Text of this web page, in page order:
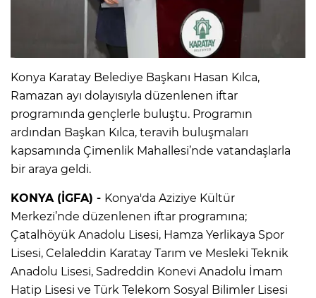
Konya Karatay Belediye Başkanı Hasan Kılca,
Ramazan ayı dolayısıyla düzenlenen iftar
programında gençlerle buluştu. Programın
ardından Başkan Kılca, teravih buluşmaları
kapsamında Çimenlik Mahallesi’nde vatandaşlarla
bir araya geldi.
KONYA (İGFA) - Konya'da Aziziye Kültür
Merkezi’nde düzenlenen iftar programına;
Çatalhöyük Anadolu Lisesi, Hamza Yerlikaya Spor
Lisesi, Celaleddin Karatay Tarım ve Mesleki Teknik
Anadolu Lisesi, Sadreddin Konevi Anadolu İmam
Hatip Lisesi ve Türk Telekom Sosyal Bilimler Lisesi